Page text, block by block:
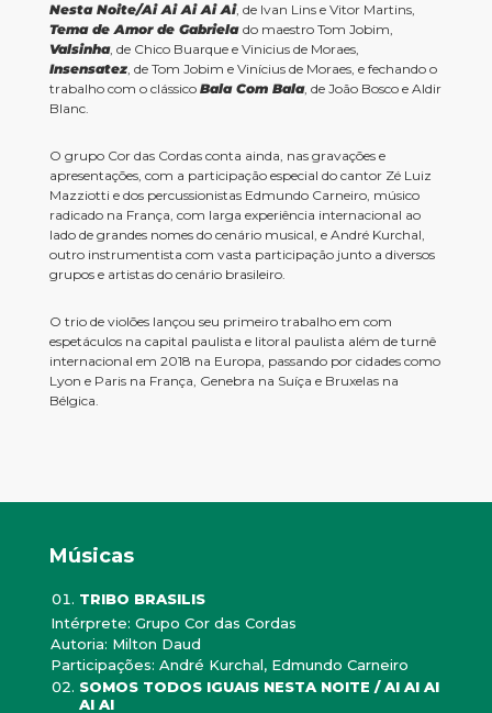
Nesta Noite/Ai Ai Ai Ai Ai, de Ivan Lins e Vitor Martins,
Tema de Amor de Gabriela do maestro Tom Jobim,
Valsinha, de Chico Buarque e Vinicius de Moraes,
Insensatez, de Tom Jobim e Vinícius de Moraes, e fechando o
trabalho com o clássico Bala Com Bala, de João Bosco e Aldir
Blanc.
O grupo Cor das Cordas conta ainda, nas gravações e
apresentações, com a participação especial do cantor Zé Luiz
Mazziotti e dos percussionistas Edmundo Carneiro, músico
radicado na França, com larga experiência internacional ao
lado de grandes nomes do cenário musical, e André Kurchal,
outro instrumentista com vasta participação junto a diversos
grupos e artistas do cenário brasileiro.
O trio de violões lançou seu primeiro trabalho em com
espetáculos na capital paulista e litoral paulista além de turnê
internacional em 2018 na Europa, passando por cidades como
Lyon e Paris na França, Genebra na Suíça e Bruxelas na
Bélgica.
Músicas
TRIBO BRASILIS
Intérprete: Grupo Cor das Cordas
Autoria: Milton Daud
Participações: André Kurchal, Edmundo Carneiro
SOMOS TODOS IGUAIS NESTA NOITE / AI AI AI
AI AI